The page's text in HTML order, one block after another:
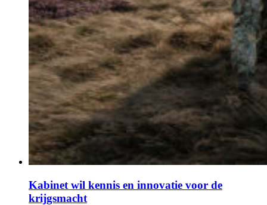
Kabinet wil kennis en innovatie voor de
krijgsmacht